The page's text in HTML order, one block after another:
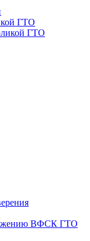
ГТО
ГТО
ВФСК ГТО